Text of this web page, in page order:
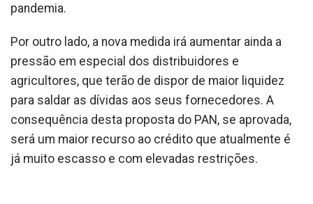
pandemia.
Por outro lado, a nova medida irá aumentar ainda a
pressão em especial dos distribuidores e
agricultores, que terão de dispor de maior liquidez
para saldar as dívidas aos seus fornecedores. A
consequência desta proposta do PAN, se aprovada,
será um maior recurso ao crédito que atualmente é
já muito escasso e com elevadas restrições.